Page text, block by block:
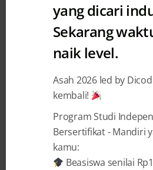
3 MONTHS AGO BY AUDREY
Minat pada
Sejak Belajar
Drone
Cerita Erlangga Rizky
Coding Camp powered by
yang dicari
Sekarang
naik level.
Asah 2026 led by
kembali!
Program Studi
Bersertifikat - Mandiri
kamu:
Beasiswa senilai